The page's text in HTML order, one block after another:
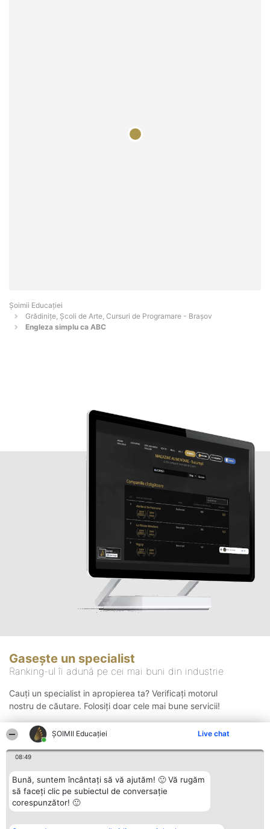
ȘOIMII Educației Live chat
08:49
Bună, suntem încântați să vă ajutăm! 🙂 Vă rugăm
să faceți clic pe subiectul de conversație
corespunzător! 🙂
Șoimii Educației
Grădinițe, Școli de Arte, Cursuri de Programare - Braşov
Engleza simplu ca ABC
Gasește un specialist
Ranking-ul îi adună pe cei mai buni din industrie
Cauți un specialist in apropierea ta? Verificați motorul
nostru de căutare. Folosiți doar cele mai bune servicii!